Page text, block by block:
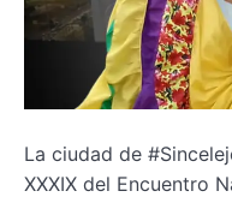
La ciudad de
XXXIX del Encuentro